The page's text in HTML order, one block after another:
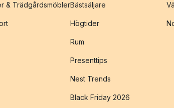
& TrädgårdsmöblerBästsäljare
Högtider
Rum
Presenttips
Nest Trends
Black Friday 2026